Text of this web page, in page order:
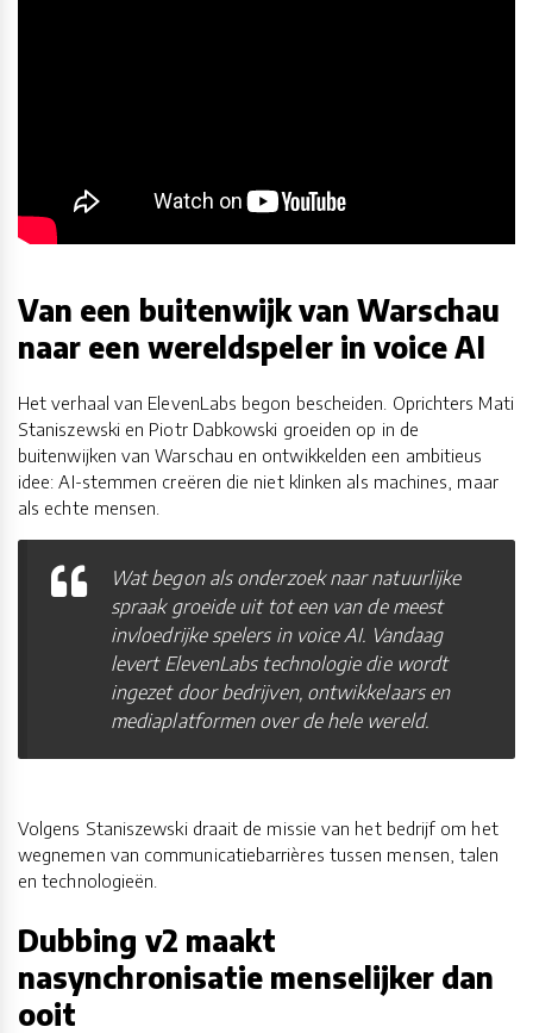
Van een buitenwijk van Warschau
naar een wereldspeler in voice AI
Het verhaal van ElevenLabs begon bescheiden. Oprichters Mati
Staniszewski en Piotr Dabkowski groeiden op in de
buitenwijken van Warschau en ontwikkelden een ambitieus
idee: AI-stemmen creëren die niet klinken als machines, maar
als echte mensen.
Wat begon als onderzoek naar natuurlijke
spraak groeide uit tot een van de meest
invloedrijke spelers in voice AI. Vandaag
levert ElevenLabs technologie die wordt
ingezet door bedrijven, ontwikkelaars en
mediaplatformen over de hele wereld.
Volgens Staniszewski draait de missie van het bedrijf om het
wegnemen van communicatiebarrières tussen mensen, talen
en technologieën.
Dubbing v2 maakt
nasynchronisatie menselijker dan
ooit